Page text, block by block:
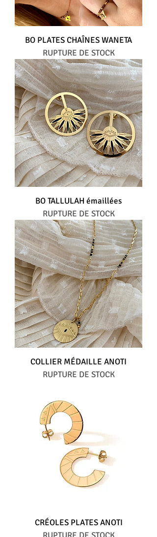
BO PLATES CHAÎNES WANETA
RUPTURE DE STOCK
BO TALLULAH émaillées
RUPTURE DE STOCK
COLLIER MÉDAILLE ANOTI
RUPTURE DE STOCK
CRÉOLES PLATES ANOTI